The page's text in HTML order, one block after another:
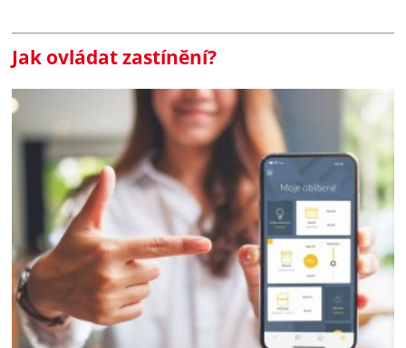
Jak ovládat zastínění?